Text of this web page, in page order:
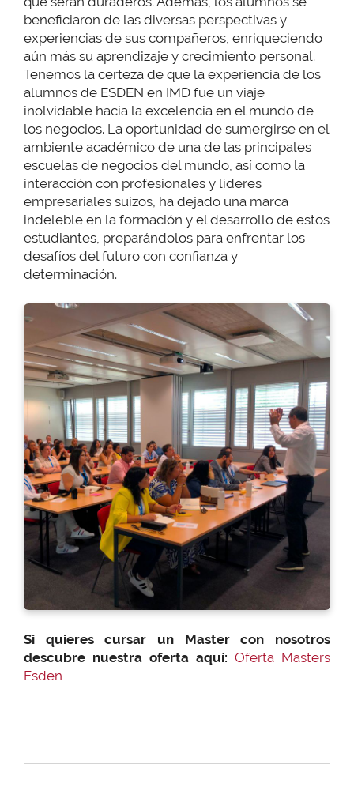
beneficiaron de las diversas perspectivas y
experiencias de sus compañeros, enriqueciendo
aún más su aprendizaje y crecimiento personal.
Tenemos la certeza de que la experiencia de los
alumnos de ESDEN en IMD fue un viaje
inolvidable hacia la excelencia en el mundo de
los negocios. La oportunidad de sumergirse en el
ambiente académico de una de las principales
escuelas de negocios del mundo, así como la
interacción con profesionales y líderes
empresariales suizos, ha dejado una marca
indeleble en la formación y el desarrollo de estos
estudiantes, preparándolos para enfrentar los
desafíos del futuro con confianza y
determinación.
Si quieres cursar un Master con nosotros
descubre nuestra oferta aquí: Oferta Masters
Esden